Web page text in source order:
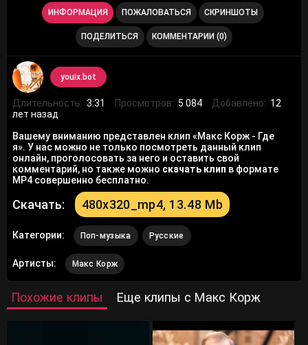
ИНФОРМАЦИЯ ПОЖАЛОВАТЬСЯ СКРИНШОТЫ
ПОДЕЛИТЬСЯ КОММЕНТАРИИ (0)
youix.bot
Длительность: 3:31 Просмотров: 5 084 Добавлено: 12
лет назад
Вашему вниманию представлен клип «Макс Корж - Где
я». У нас можно не только посмотреть данный клип
онлайн, проголосовать за него и оставить свой
комментарий, но также можно скачать клип в формате
MP4 совершенно бесплатно.
Скачать: 480x320_mp4, 13.48 Mb
Категории: Поп-музыка Русские
Артисты: Макс Корж
Похожие клипы Еще клипы с Макс Корж